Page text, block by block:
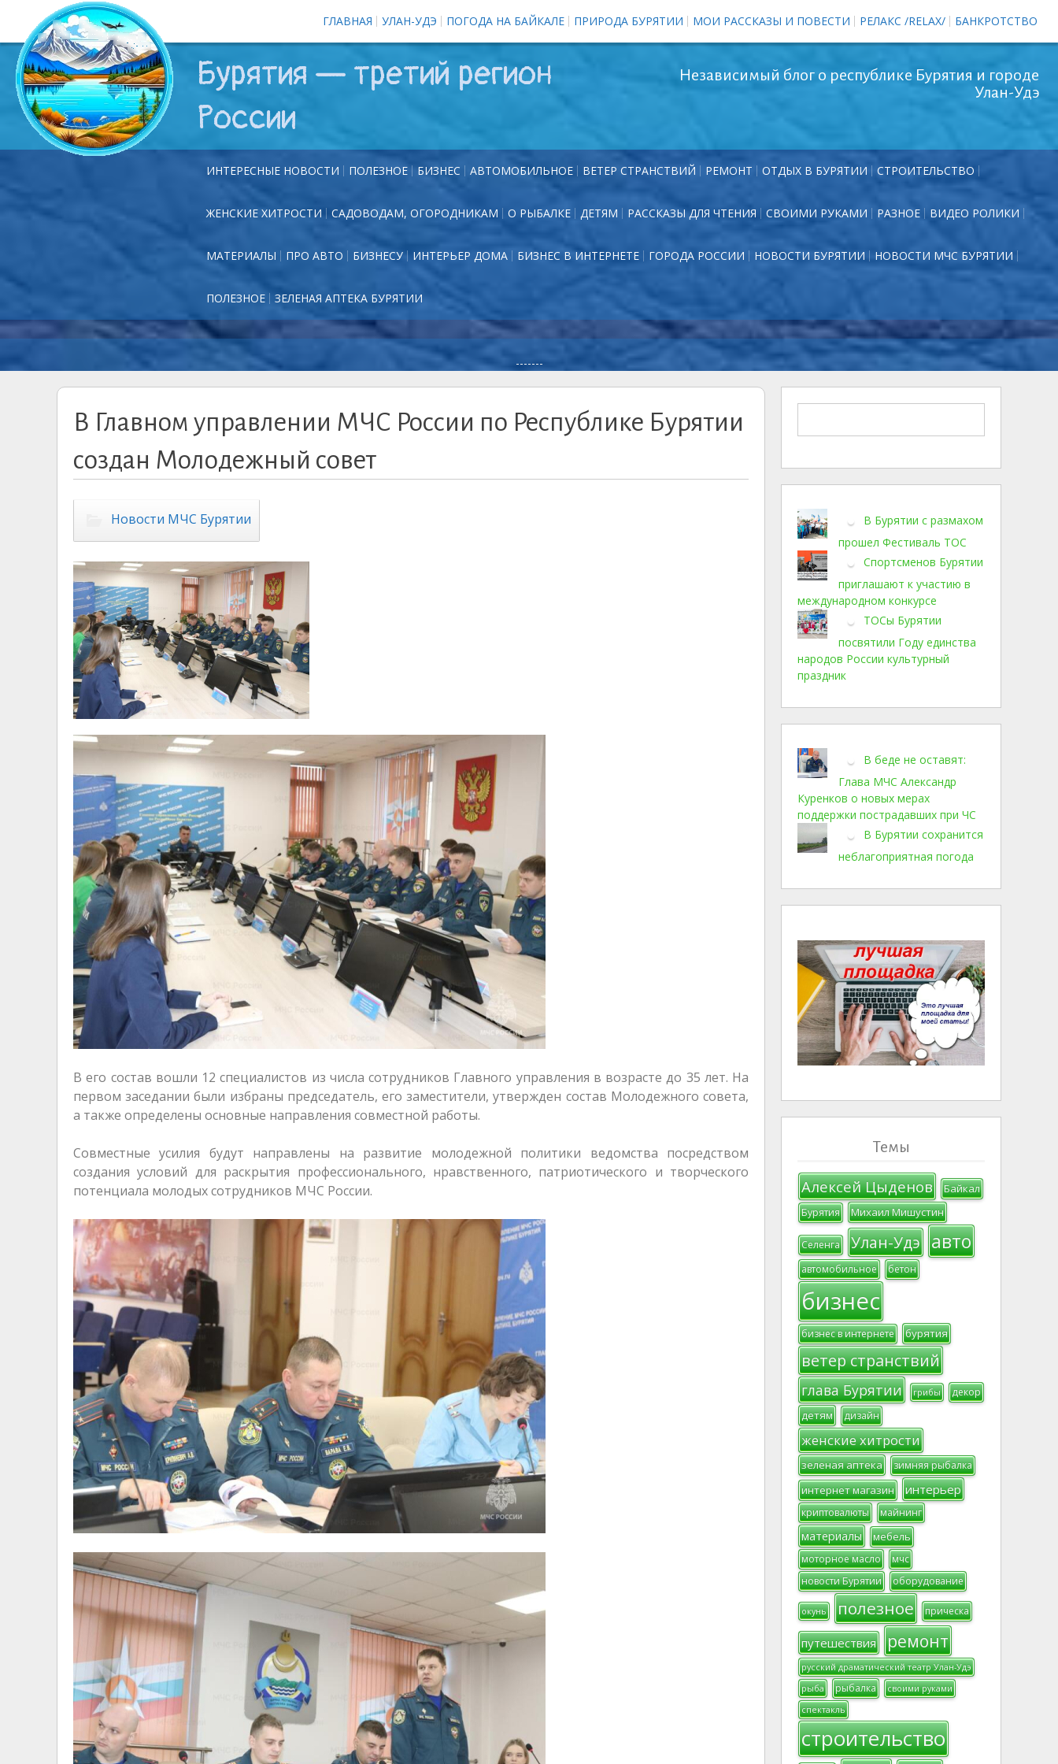
ГЛАВНАЯ УЛАН-УДЭ ПОГОДА НА БАЙКАЛЕ ПРИРОДА БУРЯТИИ МОИ РАССКАЗЫ И ПОВЕСТИ РЕЛАКС /RELAX/ БАНКРОТСТВО
Бурятия — третий регион
России
Независимый блог о республике Бурятия и городе
Улан-Удэ
ИНТЕРЕСНЫЕ НОВОСТИ ПОЛЕЗНОЕ БИЗНЕС АВТОМОБИЛЬНОЕ ВЕТЕР СТРАНСТВИЙ РЕМОНТ ОТДЫХ В БУРЯТИИ СТРОИТЕЛЬСТВО
ЖЕНСКИЕ ХИТРОСТИ САДОВОДАМ, ОГОРОДНИКАМ О РЫБАЛКЕ ДЕТЯМ РАССКАЗЫ ДЛЯ ЧТЕНИЯ СВОИМИ РУКАМИ РАЗНОЕ ВИДЕО РОЛИКИ
МАТЕРИАЛЫ ПРО АВТО БИЗНЕСУ ИНТЕРЬЕР ДОМА БИЗНЕС В ИНТЕРНЕТЕ ГОРОДА РОССИИ НОВОСТИ БУРЯТИИ НОВОСТИ МЧС БУРЯТИИ
ПОЛЕЗНОЕ ЗЕЛЕНАЯ АПТЕКА БУРЯТИИ
-------
В Главном управлении МЧС России по Республике Бурятии
создан Молодежный совет
Новости МЧС Бурятии
В его состав вошли 12 специалистов из числа сотрудников Главного управления в возрасте до 35 лет. На
первом заседании были избраны председатель, его заместители, утвержден состав Молодежного совета,
а также определены основные направления совместной работы.
Совместные усилия будут направлены на развитие молодежной политики ведомства посредством
создания условий для раскрытия профессионального, нравственного, патриотического и творческого
потенциала молодых сотрудников МЧС России.
В Бурятии с размахом
прошел Фестиваль ТОС
Спортсменов Бурятии
приглашают к участию в
международном конкурсе
ТОСы Бурятии
посвятили Году единства
народов России культурный
праздник
В беде не оставят:
Глава МЧС Александр
Куренков о новых мерах
поддержки пострадавших при ЧС
В Бурятии сохранится
неблагоприятная погода
Темы
Алексей Цыденов Байкал
Бурятия Михаил Мишустин
Селенга Улан-Удэ авто
автомобильное бетон
бизнес
бизнес в интернете бурятия
ветер странствий
глава Бурятии грибы декор
детям дизайн
женские хитрости
зеленая аптека зимняя рыбалка
интернет магазин интерьер
криптовалюты майнинг
материалы мебель
моторное масло
мчс
новости Бурятии
оборудование
окунь полезное прическа
путешествия ремонт
русский драматический театр Улан-Удэ
рыба
рыбалка
своими руками
спектакль
строительство